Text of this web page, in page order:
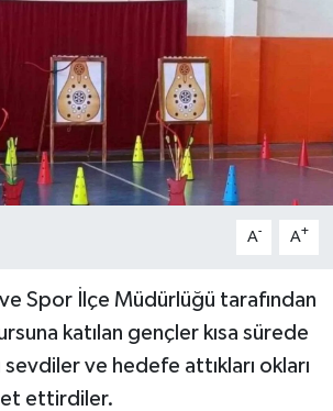
A- A+
Spor İlçe Müdürlüğü tarafından
katılan gençler kısa sürede
ve hedefe attıkları okları
ettirdiler.